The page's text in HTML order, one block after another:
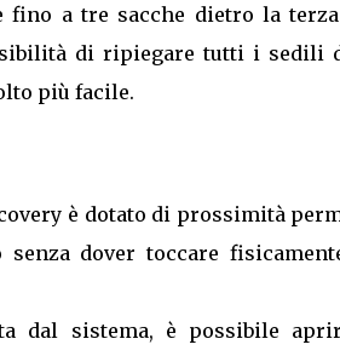
a tre sacche dietro la
di ripiegare tutti i sedili
più facile.
è dotato di prossimità
dover toccare
dal sistema, è possibile